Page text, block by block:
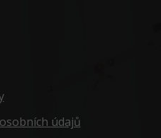
údajů